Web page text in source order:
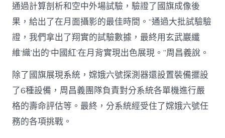
通過計算剖析和空中外場試驗，驗證了國旗成像後
果，給出了在月面攝影的最佳時間。“通過大批試驗驗
證，我們拿出了翔實的試驗數據，最終用玄武巖纖
維‘織’出的‘中國紅’在月背實現出色展現。”周昌義說。
除了國旗展現系統，嫦娥六號探測器還設置裝備擺設
了6種設備，周昌義團隊負責對分系統各單機進行嚴
格的壽命評估等。最終，分系統經受住了嫦娥六號任
務的各項挑戰。